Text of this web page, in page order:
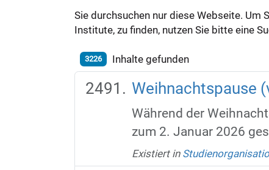
Sie durchsuchen nur diese Webseite.
Institute, zu finden, nutzen Sie bitte eine
3226 Inhalte gefunden
Weihnachtspause
Während der
zum 2. Januar 2026
Existiert in